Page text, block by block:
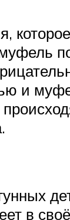
и
в